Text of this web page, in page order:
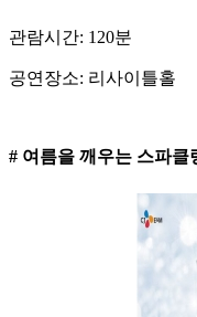
관람시간: 120분
공연장소: 리사이틀홀
# 여름을 깨우는 스파